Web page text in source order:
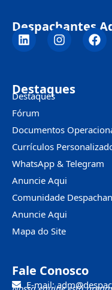
Despachantes
Destaques
Destaques
Fórum
Documentos
Currículos
WhatsApp & Telegram
Anuncie Aqui
Comunidade
Anuncie Aqui
Mapa do Site
Fale Conosco
E-mail: